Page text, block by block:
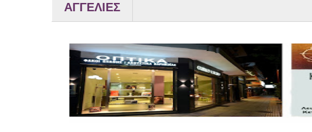
ΑΓΓΕΛΙΕΣ